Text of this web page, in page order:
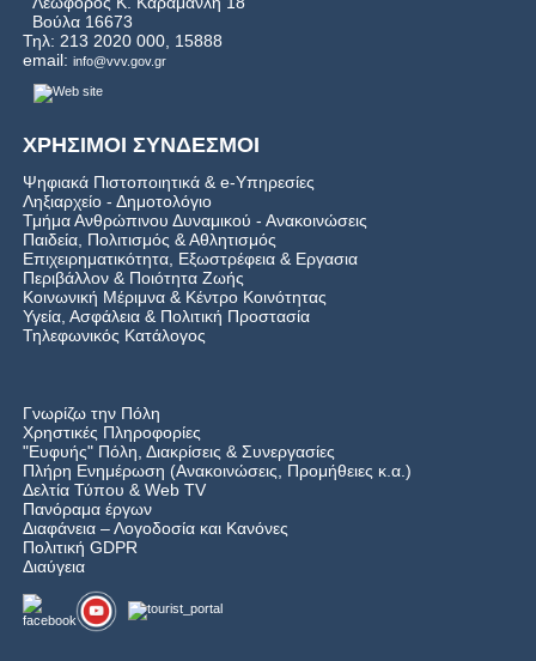
Βούλα 16673
Τηλ: 213 2020 000, 15888
email: info@vvv.gov.gr
ΧΡΗΣΙΜΟΙ ΣΥΝΔΕΣΜΟΙ
Ψηφιακά Πιστοποιητικά & e-Υπηρεσίες
Ληξιαρχείο - Δημοτολόγιο
Τμήμα Ανθρώπινου Δυναμικού - Ανακοινώσεις
Παιδεία, Πολιτισμός & Αθλητισμός
Επιχειρηματικότητα, Εξωστρέφεια & Εργασια
Περιβάλλον & Ποιότητα Ζωής
Kοινωνική Μέριμνα & Κέντρο Κοινότητας
Υγεία, Ασφάλεια & Πολιτική Προστασία
Τηλεφωνικός Κατάλογος
Γνωρίζω την Πόλη
Χρηστικές Πληροφορίες
"Ευφυής" Πόλη, Διακρίσεις & Συνεργασίες
Πλήρη Ενημέρωση (Ανακοινώσεις, Προμήθειες κ.α.)
Δελτία Τύπου & Web TV
Πανόραμα έργων
Διαφάνεια – Λογοδοσία και Κανόνες
Πολιτική GDPR
Διαύγεια